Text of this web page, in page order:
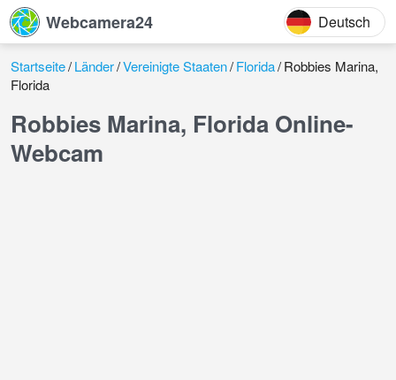
Webcamera24 Deutsch
Startseite Länder Vereinigte Staaten Florida Robbies Marina,
Florida
Robbies Marina, Florida Online-
Webcam